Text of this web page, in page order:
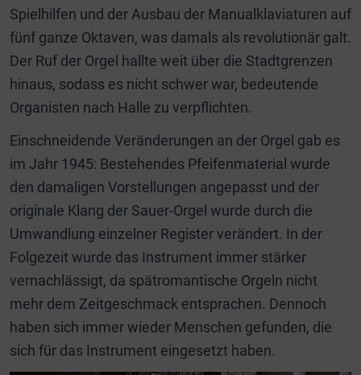
Spielhilfen und der Ausbau der Manualklaviaturen auf
fünf ganze Oktaven, was damals als revolutionär galt.
Der Ruf der Orgel hallte weit über die Stadtgrenzen
hinaus, sodass es nicht schwer war, bedeutende
Organisten nach Halle zu verpflichten.
Einschneidende Veränderungen an der Orgel gab es
im Jahr 1945: Bestehendes Pfeifenmaterial wurde
den damaligen Vorstellungen angepasst und der
originale Klang der Sauer-Orgel wurde durch die
Umwandlung einzelner Register verändert. In der
Folgezeit wurde das Instrument immer stärker
vernachlässigt, da spätromantische Orgeln nicht
mehr dem Zeitgeschmack entsprachen. Dennoch
haben sich immer wieder Menschen gefunden, die
sich für das Instrument eingesetzt haben.